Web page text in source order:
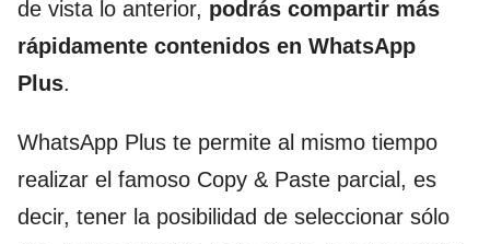
de vista lo anterior, podrás compartir más
rápidamente contenidos en WhatsApp
Plus.
WhatsApp Plus te permite al mismo tiempo
realizar el famoso Copy & Paste parcial, es
decir, tener la posibilidad de seleccionar sólo